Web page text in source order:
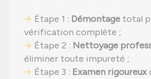
Étape 1 : Démontage total
vérification complète ;
Étape 2 : Nettoyage
éliminer toute impureté ;
Étape 3 : Examen rigoureux